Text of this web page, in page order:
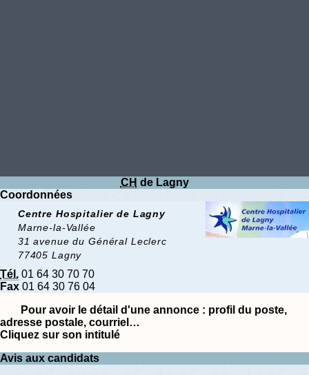
CH de Lagny
Coordonnées
Centre Hospitalier de Lagny
Marne-la-Vallée
31 avenue du Général Leclerc
77405 Lagny
Tél. 01 64 30 70 70
Fax 01 64 30 76 04
Pour avoir le détail d'une annonce : profil du poste,
adresse postale, courriel…
Cliquez sur son intitulé
Avis aux candidats